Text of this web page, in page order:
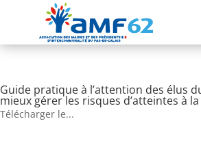
Guide pratique à l’attention des élus
mieux gérer les risques d’atteintes à
Télécharger le...